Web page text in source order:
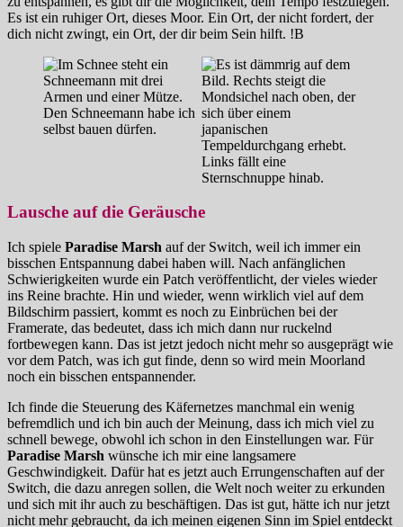
Es ist ein ruhiger Ort, dieses Moor. Ein Ort, der nicht fordert, der
dich nicht zwingt, ein Ort, der dir beim Sein hilft. !B
Lausche auf die Geräusche
Ich spiele Paradise Marsh auf der Switch, weil ich immer ein
bisschen Entspannung dabei haben will. Nach anfänglichen
Schwierigkeiten wurde ein Patch veröffentlicht, der vieles wieder
ins Reine brachte. Hin und wieder, wenn wirklich viel auf dem
Bildschirm passiert, kommt es noch zu Einbrüchen bei der
Framerate, das bedeutet, dass ich mich dann nur ruckelnd
fortbewegen kann. Das ist jetzt jedoch nicht mehr so ausgeprägt wie
vor dem Patch, was ich gut finde, denn so wird mein Moorland
noch ein bisschen entspannender.
Ich finde die Steuerung des Käfernetzes manchmal ein wenig
befremdlich und ich bin auch der Meinung, dass ich mich viel zu
schnell bewege, obwohl ich schon in den Einstellungen war. Für
Paradise Marsh wünsche ich mir eine langsamere
Geschwindigkeit. Dafür hat es jetzt auch Errungenschaften auf der
Switch, die dazu anregen sollen, die Welt noch weiter zu erkunden
und sich mit ihr auch zu beschäftigen. Das ist gut, hätte ich nur jetzt
nicht mehr gebraucht, da ich meinen eigenen Sinn im Spiel entdeckt